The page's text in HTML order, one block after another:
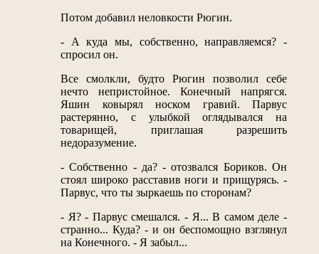
Потом добавил неловкости Рюгин.
- А куда мы, собственно, направляемся? -
спросил он.
Все смолкли, будто Рюгин позволил себе
нечто непристойное. Конечный напрягся.
Яшин ковырял носком гравий. Парвус
растерянно, с улыбкой оглядывался на
товарищей, приглашая разрешить
недоразумение.
- Собственно - да? - отозвался Бориков. Он
стоял широко расставив ноги и прищурясь. -
Парвус, что ты зыркаешь по сторонам?
- Я? - Парвус смешался. - Я... В самом деле -
странно... Куда? - и он беспомощно взглянул
на Конечного. - Я забыл...